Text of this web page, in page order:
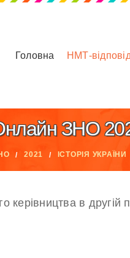
Головна НМТ-
ЗНО 2021
2021 ІСТОРІЯ УКРАЇНИ
керівництва в